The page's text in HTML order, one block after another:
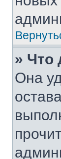
» Что
Она